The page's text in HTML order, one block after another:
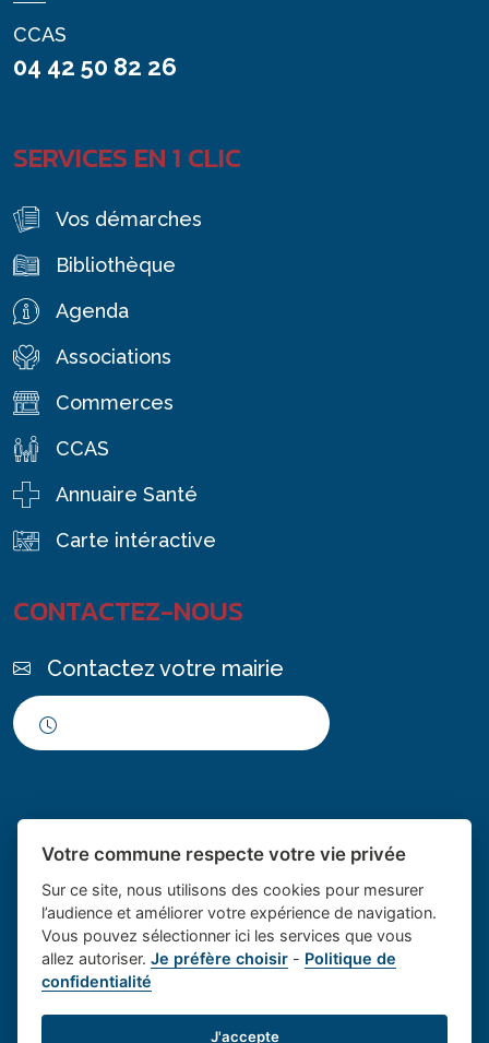
CCAS
04 42 50 82 26
SERVICES EN 1 CLIC
Vos démarches
Bibliothèque
Agenda
Associations
Commerces
CCAS
Annuaire Santé
Carte intéractive
CONTACTEZ-NOUS
Contactez votre mairie
Place du village la solution web
et appli des collectivités
- Le village de
Mentions légales- Gestion des cookies
Votre commune respecte votre vie privée
Sur ce site, nous utilisons des cookies pour mesurer
l’audience et améliorer votre expérience de navigation.
Vous pouvez sélectionner ici les services que vous
allez autoriser.Je préfère choisir - Politique de
confidentialité
J'accepte